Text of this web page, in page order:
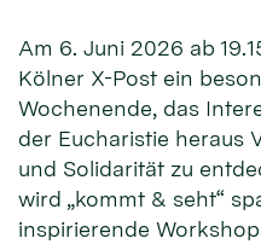
Am 6. Juni 2026 ab
Kölner X-Post ein
Wochenende, das
der Eucharistie heraus
und Solidarität zu
wird „kommt & seht“
inspirierende